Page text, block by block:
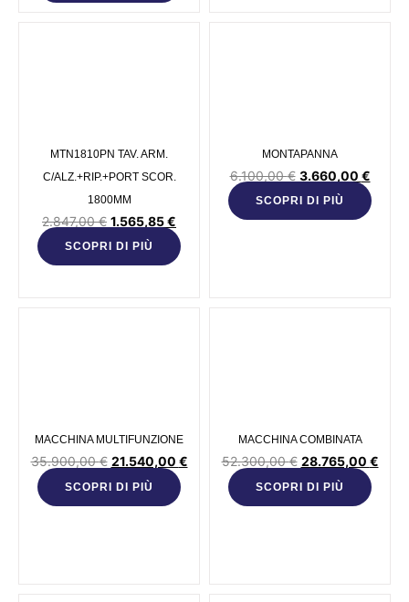
MTN1810PN TAV. ARM.
C/ALZ.+RIP.+PORT SCOR.
1800MM
2.847,00€ 1.565,85€
SCOPRI DI PIÙ
MONTAPANNA
6.100,00€ 3.660,00 €
SCOPRI DI PIÙ
MACCHINA MULTIFUNZIONE
35.900,00€ 21.540,00 €
SCOPRI DI PIÙ
MACCHINA COMBINATA
52.300,00€ 28.765,00 €
SCOPRI DI PIÙ